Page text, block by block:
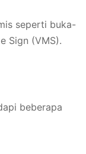
seperti buka-
Sign (VMS).
beberapa